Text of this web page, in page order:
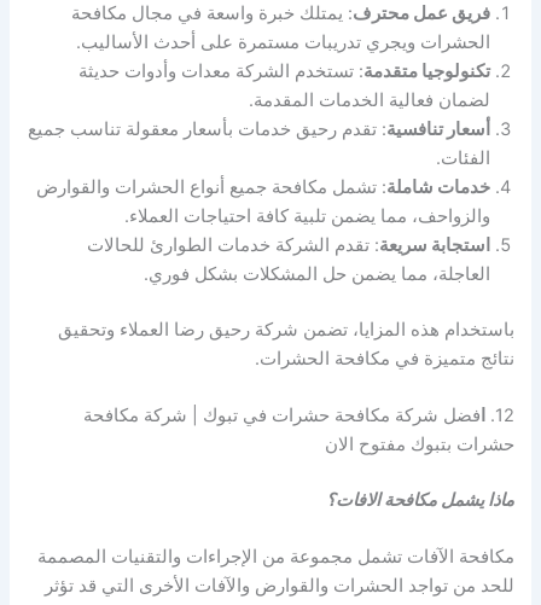
فريق عمل محترف: يمتلك خبرة واسعة في مجال مكافحة
الحشرات ويجري تدريبات مستمرة على أحدث الأساليب.
تكنولوجيا متقدمة: تستخدم الشركة معدات وأدوات حديثة
لضمان فعالية الخدمات المقدمة.
أسعار تنافسية: تقدم رحيق خدمات بأسعار معقولة تناسب جميع
الفئات.
خدمات شاملة: تشمل مكافحة جميع أنواع الحشرات والقوارض
والزواحف، مما يضمن تلبية كافة احتياجات العملاء.
استجابة سريعة: تقدم الشركة خدمات الطوارئ للحالات
العاجلة، مما يضمن حل المشكلات بشكل فوري.
باستخدام هذه المزايا، تضمن شركة رحيق رضا العملاء وتحقيق
نتائج متميزة في مكافحة الحشرات.
12.
فضل شركة مكافحة حشرات في تبوك | شركة مكافحة
حشرات بتبوك مفتوح الان
ماذا يشمل مكافحة الافات؟
مكافحة الآفات تشمل مجموعة من الإجراءات والتقنيات المصممة
للحد من تواجد الحشرات والقوارض والآفات الأخرى التي قد تؤثر